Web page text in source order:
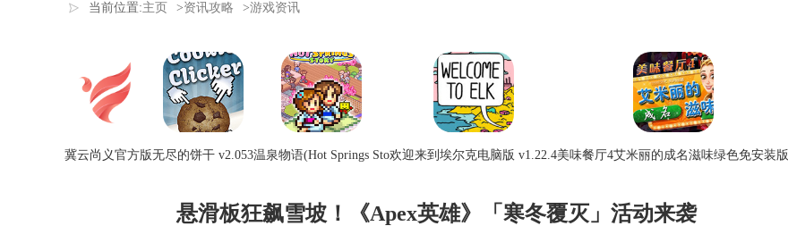
当前位置:主页 >资讯攻略 >游戏资讯
冀云尚义官方版无尽的饼干 v2.053温泉物语(Hot Springs Sto欢迎来到埃尔克电脑版 v1.22.4美味餐厅4艾米丽的成名滋味绿色免安装版
悬滑板狂飙雪坡！《Apex英雄》「寒冬覆灭」活动来袭